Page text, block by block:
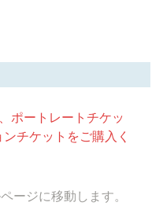
ポートレートチケッ
チケットをご購入く
ージに移動します。